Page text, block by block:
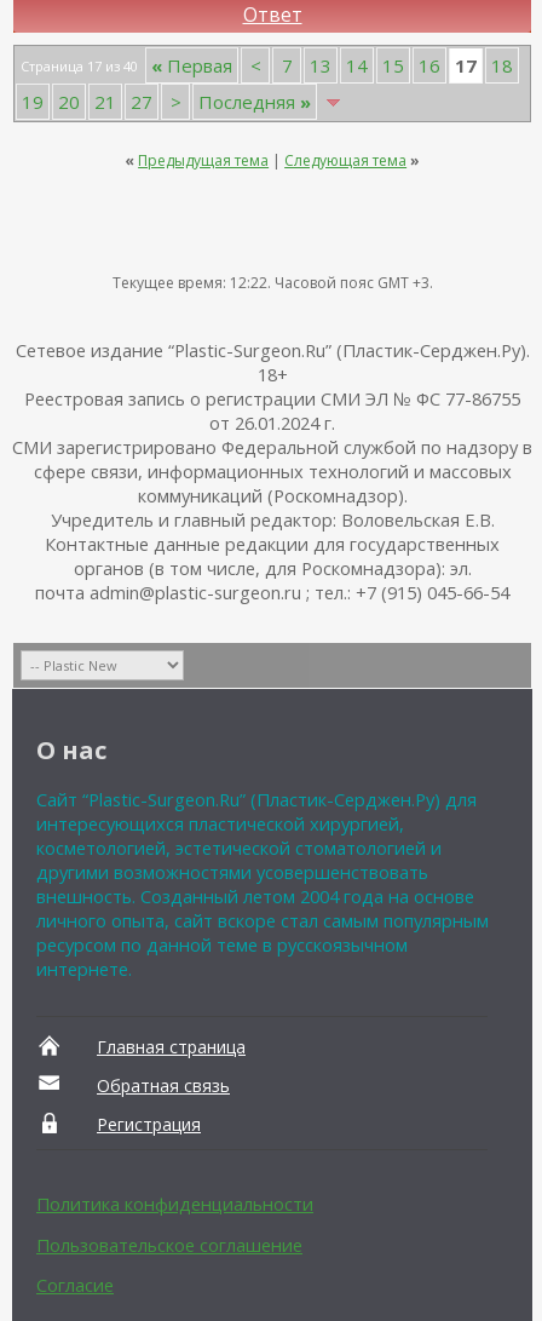
Ответ
Страница 17 из 40 « Первая < 7 13 14 15 16 17
18
19
20 21 27 > Последняя »
« Предыдущая тема | Следующая тема »
Текущее время: 12:22. Часовой пояс GMT +3.
Сетевое издание “Plastic-Surgeon.Ru” (Пластик-Серджен.Ру).
18+
Реестровая запись о регистрации СМИ ЭЛ № ФС 77-86755
от 26.01.2024 г.
СМИ зарегистрировано Федеральной службой по надзору в
сфере связи, информационных технологий и массовых
коммуникаций (Роскомнадзор).
Учредитель и главный редактор: Воловельская Е.В.
Контактные данные редакции для государственных
органов (в том числе, для Роскомнадзора): эл.
почта admin@plastic-surgeon.ru ; тел.: +7 (915) 045-66-54
О нас
Сайт “Plastic-Surgeon.Ru” (Пластик-Серджен.Ру) для
интересующихся пластической хирургией,
косметологией, эстетической стоматологией и
другими возможностями усовершенствовать
внешность. Созданный летом 2004 года на основе
личного опыта, сайт вскоре стал самым популярным
ресурсом по данной теме в русскоязычном
интернете.
Главная страница
Обратная связь
Регистрация
Политика конфиденциальности
Пользовательское соглашение
Согласие